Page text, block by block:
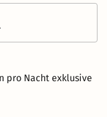
pro Nacht exklusive